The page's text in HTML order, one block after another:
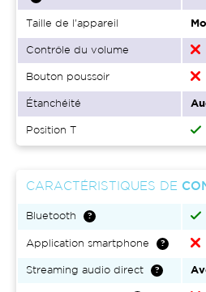
Taille de l'appareil
Contrôle du volume
Bouton poussoir
Étanchéité
Position T
CARACTÉRISTIQUES DE
Bluetooth
Application smartphone
Streaming audio direct